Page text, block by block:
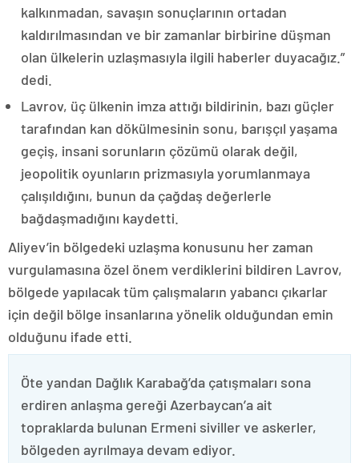
kalkınmadan, savaşın sonuçlarının ortadan
kaldırılmasından ve bir zamanlar birbirine düşman
olan ülkelerin uzlaşmasıyla ilgili haberler duyacağız.”
dedi.
Lavrov, üç ülkenin imza attığı bildirinin, bazı güçler
tarafından kan dökülmesinin sonu, barışçıl yaşama
geçiş, insani sorunların çözümü olarak değil,
jeopolitik oyunların prizmasıyla yorumlanmaya
çalışıldığını, bunun da çağdaş değerlerle
bağdaşmadığını kaydetti.
Aliyev’in bölgedeki uzlaşma konusunu her zaman
vurgulamasına özel önem verdiklerini bildiren Lavrov,
bölgede yapılacak tüm çalışmaların yabancı çıkarlar
için değil bölge insanlarına yönelik olduğundan emin
olduğunu ifade etti.
Öte yandan Dağlık Karabağ’da çatışmaları sona
erdiren anlaşma gereği Azerbaycan’a ait
topraklarda bulunan Ermeni siviller ve askerler,
bölgeden ayrılmaya devam ediyor.